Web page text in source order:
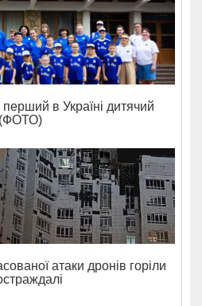
в Україні дитячий
(ФОТО)
атаки дронів горіли